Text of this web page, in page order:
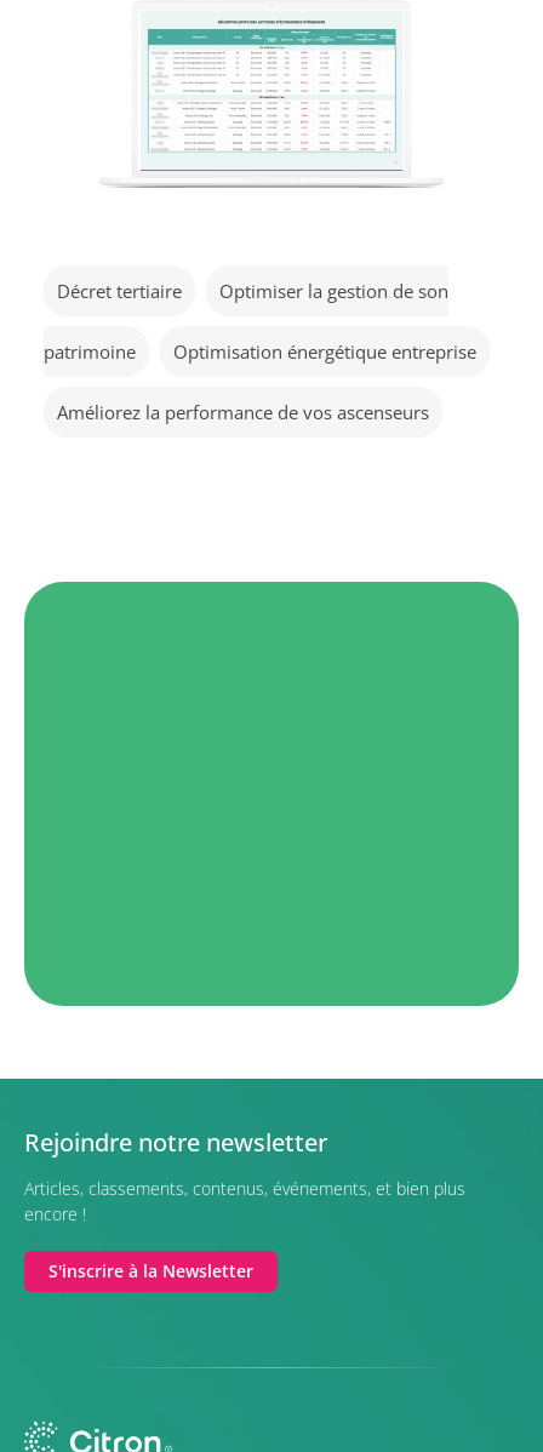
Décret tertiaire Optimiser la gestion de son
patrimoine Optimisation énergétique entreprise
Améliorez la performance de vos ascenseurs
Rejoindre notre newsletter
Articles, classements, contenus, événements, et bien plus
encore !
S'inscrire à la Newsletter